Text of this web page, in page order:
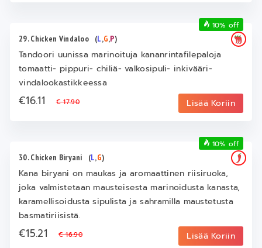
29. Chicken Vindaloo (L,G,P)
Tandoori uunissa marinoituja kananrintafilepaloja
tomaatti- pippuri- chiliä- valkosipuli- inkivääri-
vindalookastikkeessa
€16.11€ 17.90 Lisää Koriin
10% off
30. Chicken Biryani (L,G)
Kana biryani on maukas ja aromaattinen riisiruoka,
joka valmistetaan mausteisesta marinoidusta kanasta,
karamellisoidusta sipulista ja sahramilla maustetusta
basmatiriisistä.
€15.21€ 16.90 Lisää Koriin
10% off